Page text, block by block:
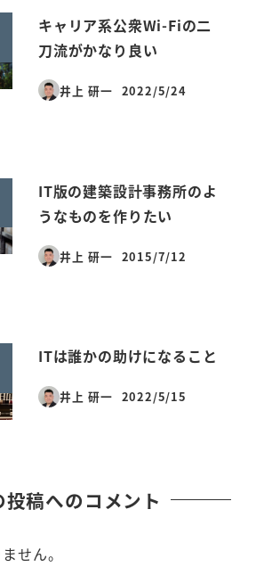
キャリア系公衆Wi-Fiの二
刀流がかなり良い
井上 研一
投稿日
2022/5/24
IT版の建築設計事務所のよ
うなものを作りたい
井上 研一
投稿日
2015/7/12
ITは誰かの助けになること
井上 研一
投稿日
2022/5/15
投稿へのコメント
せん。